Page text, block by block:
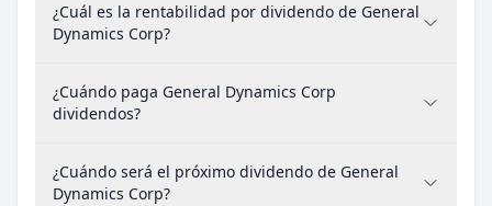
¿Cuál es la rentabilidad por dividendo de General
Dynamics Corp?
¿Cuándo paga General Dynamics Corp
dividendos?
¿Cuándo será el próximo dividendo de General
Dynamics Corp?